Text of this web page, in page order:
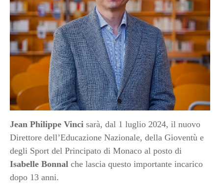
Jean Philippe Vinci sarà, dal 1 luglio 2024, il nuovo
Direttore dell’Educazione Nazionale, della Gioventù e
degli Sport del Principato di Monaco al posto di
Isabelle Bonnal che lascia questo importante incarico
dopo 13 anni.